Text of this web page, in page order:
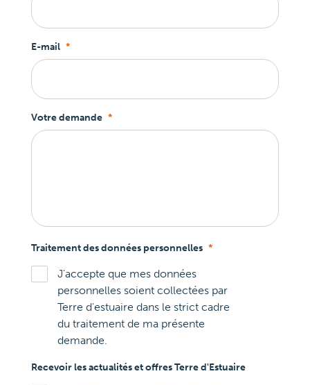
E-mail *
Votre demande *
Traitement des données personnelles *
J'accepte que mes données
personnelles soient collectées par
Terre d'estuaire dans le strict cadre
du traitement de ma présente
demande.
Recevoir les actualités et offres Terre d'Estuaire